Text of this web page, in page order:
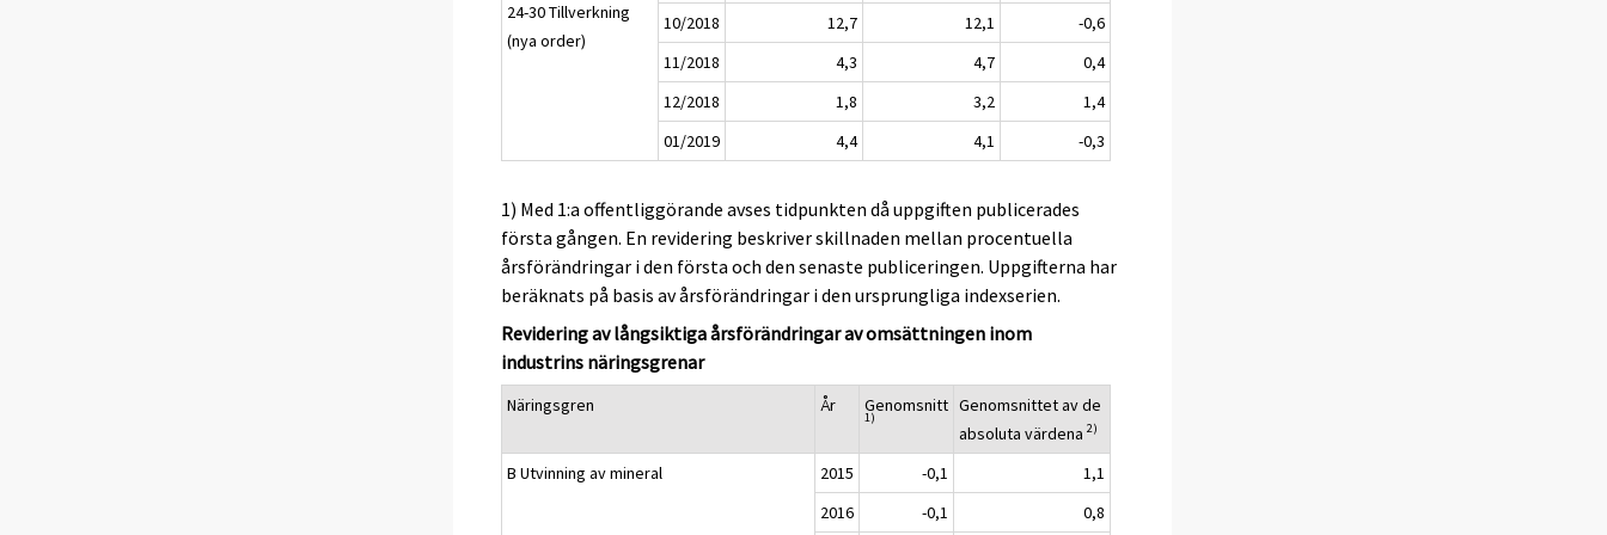
24-30 Tillverkning
(nya order)
10/2018
12,7 12,1
-0,6
11/2018
4,3 4,7
0,4
12/2018
1,8 3,2
1,4
01/2019
4,4 4,1 -0,3
1) Med 1:a offentliggörande avses tidpunkten då uppgiften publicerades
första gången. En revidering beskriver skillnaden mellan procentuella
årsförändringar i den första och den senaste publiceringen. Uppgifterna har
beräknats på basis av årsförändringar i den ursprungliga indexserien.
Revidering av långsiktiga årsförändringar av omsättningen inom
industrins näringsgrenar
Näringsgren År Genomsnitt
1)
Genomsnittet av de
absoluta värdena2)
B Utvinning av mineral 2015 -0,1
1,1
2016
-0,1
0,8